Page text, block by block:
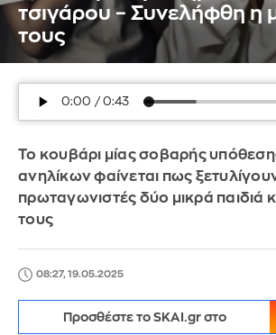
τσιγάρου – Συνελήφθη η
τους
Το κουβάρι μίας σοβαρής
ανηλίκων φαίνεται πως
πρωταγωνιστές δύο μικρά παιδιά
τους
08:27, 19.05.2025
Προσθέστε το SKAI.gr στο